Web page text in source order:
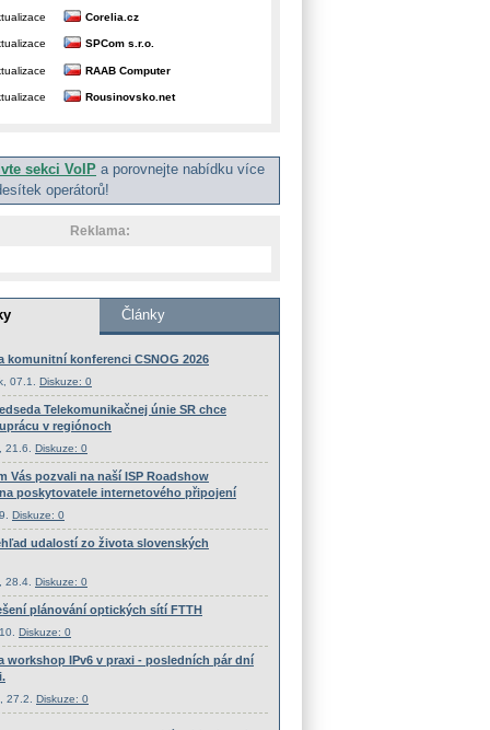
Corelia.cz
SPCom s.r.o.
RAAB Computer
Rousinovsko.net
sekci VoIP a porovnejte nabídku více
operátorů!
Reklama: